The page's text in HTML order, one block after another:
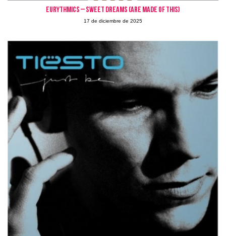
EURYTHMICS – Sweet Dreams (Are Made of This)
17 de diciembre de 2025